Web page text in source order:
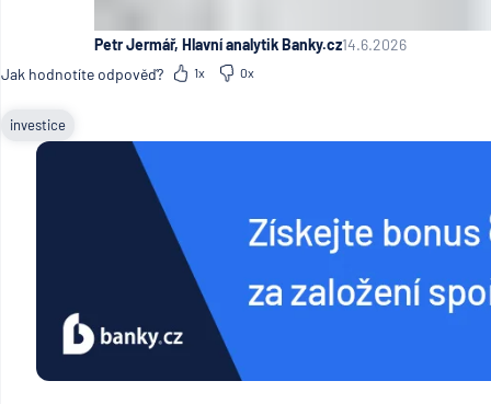
Petr Jermář, Hlavní analytik Banky.cz14.6.2026
Jak hodnotíte odpověď?
1x 0x
investice